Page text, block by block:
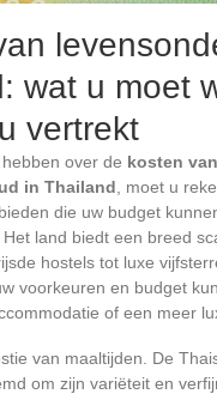
wat u moet
vertrekt
over de kosten van
in Thailand , moet u
die uw budget
Het land biedt een breed
hostels tot luxe
voorkeuren en budget
of een meer
van maaltijden. De
om zijn variëteit en